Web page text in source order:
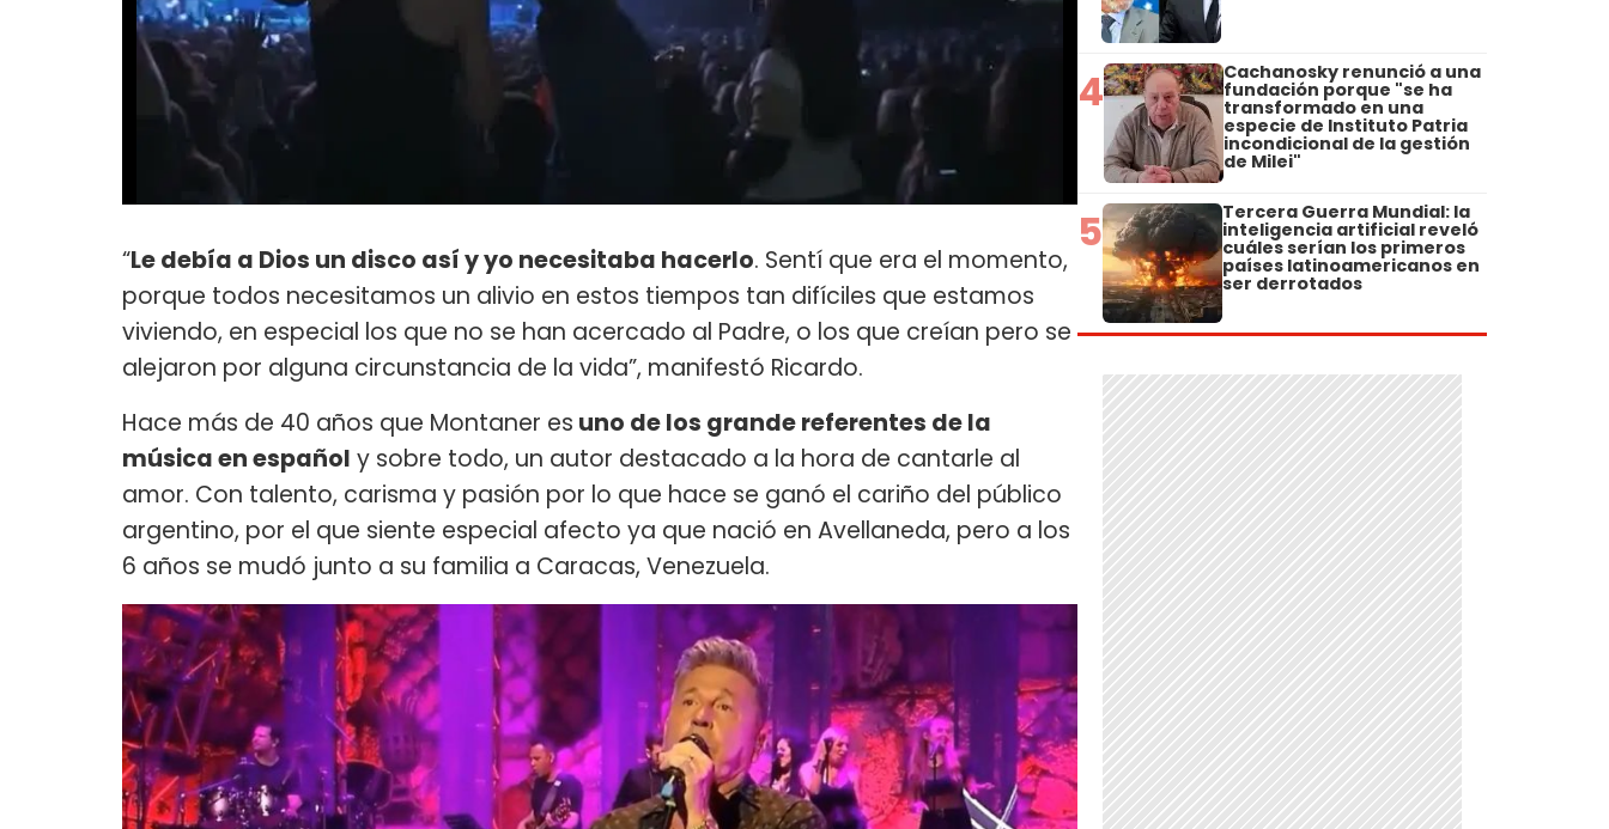
“Le debía a Dios un disco así y yo necesitaba hacerlo. Sentí que era el momento,
porque todos necesitamos un alivio en estos tiempos tan difíciles que estamos
viviendo, en especial los que no se han acercado al Padre, o los que creían pero se
alejaron por alguna circunstancia de la vida”, manifestó Ricardo.
Hace más de 40 años que Montaner es uno de los grande referentes de la
música en español y sobre todo, un autor destacado a la hora de cantarle al
amor. Con talento, carisma y pasión por lo que hace se ganó el cariño del público
argentino, por el que siente especial afecto ya que nació en Avellaneda, pero a los
6 años se mudó junto a su familia a Caracas, Venezuela.
4 Cachanosky renunció a una
fundación porque "se ha
transformado en una
especie de Instituto Patria
incondicional de la gestión
de Milei"
5 Tercera Guerra Mundial: la
inteligencia artificial reveló
cuáles serían los primeros
países latinoamericanos en
ser derrotados